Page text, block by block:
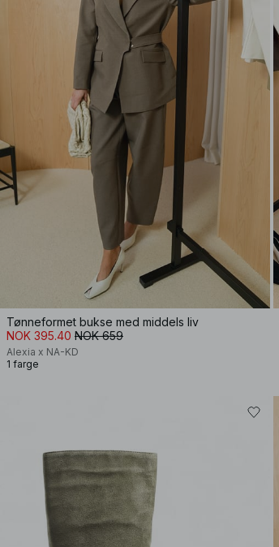
Tønneformet bukse med middels liv
NOK 395.40 NOK 659
Alexia x NA-KD
1 farge